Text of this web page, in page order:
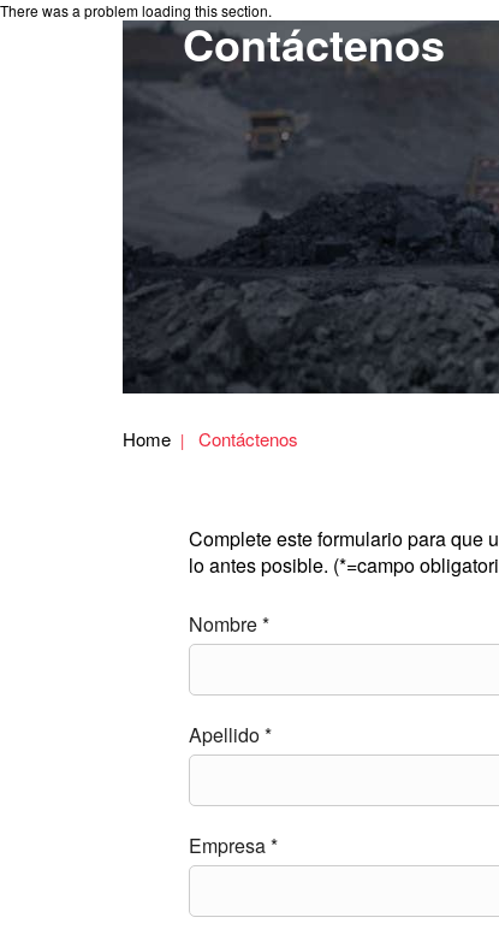
There was a problem loading this section.
Contáctenos
Home Contáctenos
Complete este formulario para que
lo antes posible. (*=campo
Nombre *
Apellido *
Empresa *